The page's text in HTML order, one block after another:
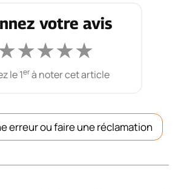
votre avis
★★★★
le 1erà noter cet article
erreur ou faire une réclamation